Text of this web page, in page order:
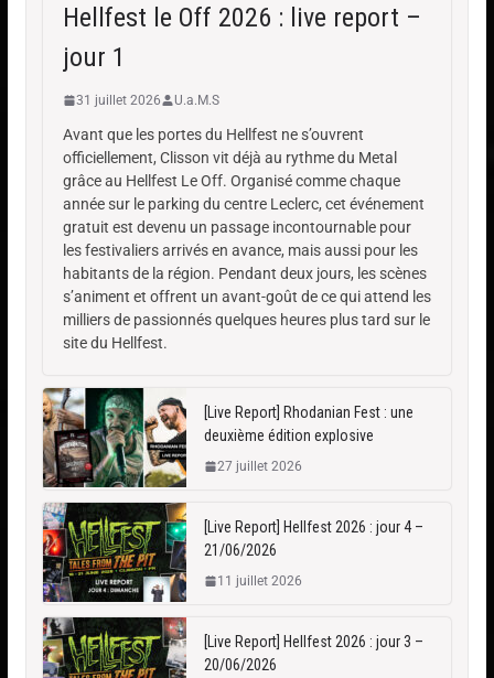
Hellfest le Off 2026 : live report –
jour 1
31 juillet 2026 U.a.M.S
Avant que les portes du Hellfest ne s’ouvrent
officiellement, Clisson vit déjà au rythme du Metal
grâce au Hellfest Le Off. Organisé comme chaque
année sur le parking du centre Leclerc, cet événement
gratuit est devenu un passage incontournable pour
les festivaliers arrivés en avance, mais aussi pour les
habitants de la région. Pendant deux jours, les scènes
s’animent et offrent un avant-goût de ce qui attend les
milliers de passionnés quelques heures plus tard sur le
site du Hellfest.
[Live Report] Rhodanian Fest : une
deuxième édition explosive
27 juillet 2026
[Live Report] Hellfest 2026 : jour 4 –
21/06/2026
11 juillet 2026
[Live Report] Hellfest 2026 : jour 3 –
20/06/2026